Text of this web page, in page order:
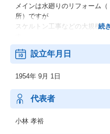
メインは水廻りのリフォーム
所）ですが
スケルトン工事などの大規模
毎年1,000～1,500件の実績
埼玉県や越谷市発注の公共工事
をはじめとした管工事で数多
1,000万～数億円規模の工事を
施工実績：
埼玉スタジアム、
設立年月日
1954年 9月 1日
代表者
小林 孝裕